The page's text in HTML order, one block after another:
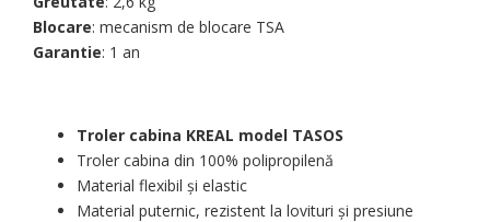
Blocare: mecanism de blocare TSA
Garantie: 1 an
Troler cabina KREAL model TASOS
Troler cabina din 100% polipropilenă
Material flexibil și elastic
Material puternic, rezistent la lovituri și presiune